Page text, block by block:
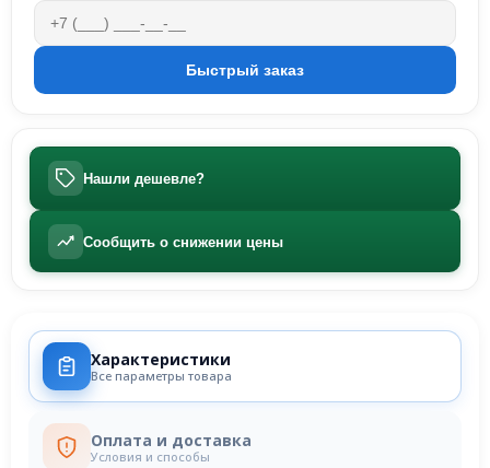
Нашли дешевле?
Сообщить о снижении цены
Характеристики
Все параметры товара
Оплата и доставка
Условия и способы